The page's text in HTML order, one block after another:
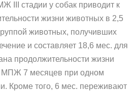
III стадии у собак приводит к
жизни животных в 2,5
животных, получивших
и составляет 18,6 мес. для
продолжительности жизни
7 месяцев при одном
Кроме того, 6 мес. переживают